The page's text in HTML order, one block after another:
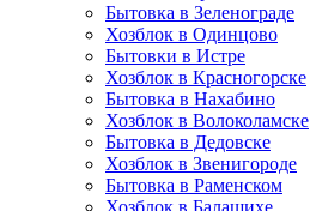
Бытовка в Зеленограде
Хозблок в Одинцово
Бытовки в Истре
Хозблок в Красногорске
Бытовка в Нахабино
Хозблок в Волоколамске
Бытовкa в Дедовске
Хозблок в Звенигороде
Бытовка в Раменском
Хозблок в Балашихе